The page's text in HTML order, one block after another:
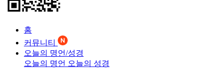
홈
커뮤니티
오늘의 명언/성경
오늘의 명언 오늘의 성경